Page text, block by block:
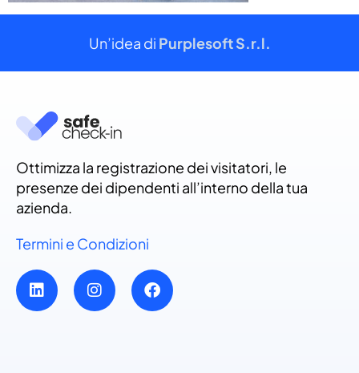
Un’idea di Purplesoft S.r.l.
Ottimizza la registrazione dei visitatori, le
presenze dei dipendenti all’interno della tua
azienda.
Termini e Condizioni